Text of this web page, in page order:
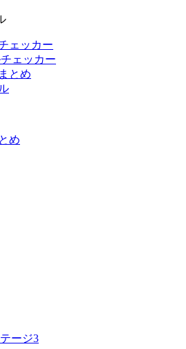
ェッカー
ェッカー
とめ
め
ージ3